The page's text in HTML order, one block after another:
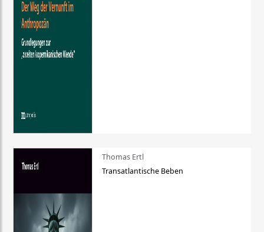
Thomas Ertl
Transatlantische Beben